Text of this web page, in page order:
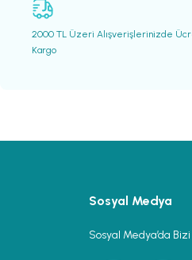
2000 TL Üzeri Alışverişlerinizde
Kargo
Sosyal Medya
Sosyal Medya’da